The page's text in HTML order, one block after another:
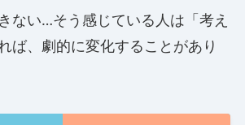
ない…そう感じている人は「考え
ば、劇的に変化することがあり